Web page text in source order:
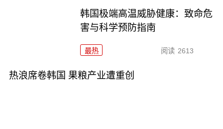
韩国极端高温威胁健康：致命危
害与科学预防指南
最热 阅读 2613
热浪席卷韩国 果粮产业遭重创